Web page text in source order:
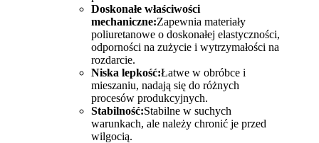
Doskonałe właściwości
mechaniczne:Zapewnia materiały
poliuretanowe o doskonałej elastyczności,
odporności na zużycie i wytrzymałości na
rozdarcie.
Niska lepkość:Łatwe w obróbce i
mieszaniu, nadają się do różnych
procesów produkcyjnych.
Stabilność:Stabilne w suchych
warunkach, ale należy chronić je przed
wilgocią.